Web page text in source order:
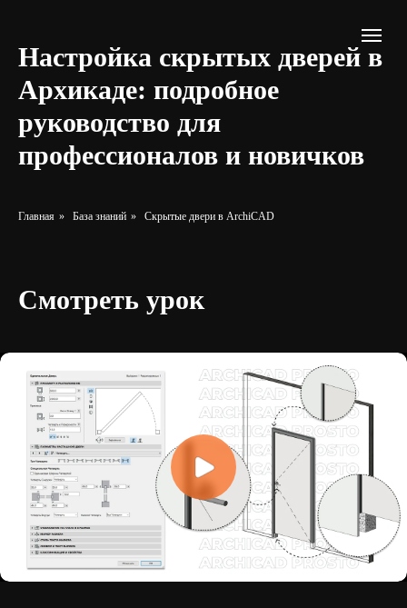
Настройка скрытых дверей в
Архикаде: подробное
руководство для
профессионалов и новичков
Главная » База знаний » Скрытые двери в ArchiCAD
Смотреть урок